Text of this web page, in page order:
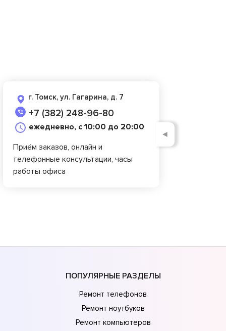
г. Томск, ул. Гагарина, д. 7
+7 (382) 248-96-80
ежедневно, с 10:00 до 20:00
Приём заказов, онлайн и
телефонные консультации, часы
работы офиса
◄
ПОПУЛЯРНЫЕ РАЗДЕЛЫ
Ремонт телефонов
Ремонт ноутбуков
Ремонт компьютеров